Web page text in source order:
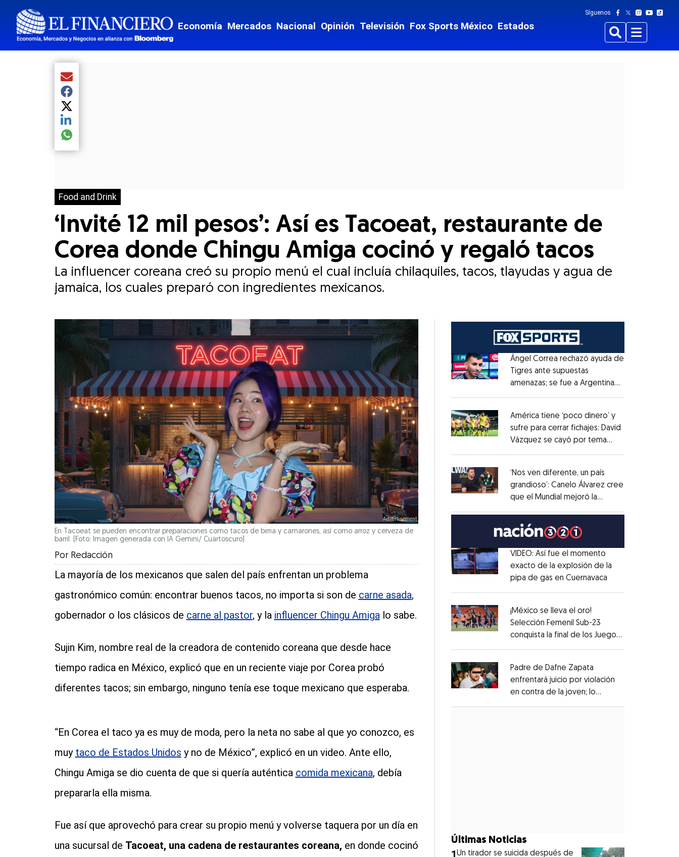
Economía Mercados Nacional Opinión Televisión Fox Sports México Estados
Síguenos
BuscarMenu
Food and Drink
‘Invité 12 mil pesos’: Así es Tacoeat, restaurante de
Corea donde Chingu Amiga cocinó y regaló tacos
La influencer coreana creó su propio menú el cual incluía chilaquiles, tacos, tlayudas y agua de
jamaica, los cuales preparó con ingredientes mexicanos.
Compartir el artículo actual mediante Email
Compartir el artículo actual mediante Facebook
Compartir el artículo actual mediante Twitter
Compartir el artículo actual mediante LinkedIn
Compartir el artículo actual mediante global.social-whatsapp
En Tacoeat se pueden encontrar preparaciones como tacos de birria y camarones, así como arroz y cerveza de
barril. (Foto: Imagen generada con IA Gemini/ Cuartoscuro)
Por Redacción
La mayoría de los mexicanos que salen del país enfrentan un problema
gastronómico común: encontrar buenos tacos, no importa si son de carne asada,
gobernador o los clásicos de carne al pastor, y la influencer Chingu Amigalo sabe.
Sujin Kim, nombre real de la creadora de contenido coreana que desde hace
tiempo radica en México, explicó que en un reciente viaje por Corea probó
diferentes tacos; sin embargo, ninguno tenía ese toque mexicano que esperaba.
“En Corea el taco ya es muy de moda, pero la neta no sabe al que yo conozco, es
muy taco de Estados Unidos y no de México”, explicó en un video. Ante ello,
Chingu Amiga se dio cuenta de que si quería auténtica comida mexicana, debía
prepararla ella misma.
Fue así que aprovechó para crear su propio menú y volverse taquera por un día en
una sucursal de Tacoeat, una cadena de restaurantes coreana, en donde cocinó
Opens in new window
Ángel Correa rechazó ayuda de
Tigres ante supuestas
amenazas; se fue a Argentina
Opens in new window
América tiene ‘poco dinero’ y
sufre para cerrar fichajes: David
Vázquez se cayó por tema
Opens in new window
‘Nos ven diferente, un país
grandioso’: Canelo Álvarez cree
que el Mundial mejoró la
Opens in new window
VIDEO: Así fue el momento
exacto de la explosión de la
pipa de gas en Cuernavaca
Opens in new window
¡México se lleva el oro!
Selección Femenil Sub-23
conquista la final de los Juegos
Opens in new window
Padre de Dafne Zapata
enfrentará juicio por violación
en contra de la joven; lo
Últimas Noticias
1Un tirador se suicida después de